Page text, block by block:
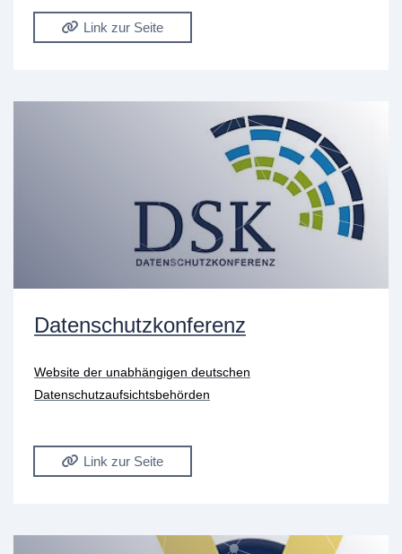
Link zur Seite
Datenschutzkonferenz
Website der unabhängigen deutschen
Datenschutzaufsichtsbehörden
Link zur Seite